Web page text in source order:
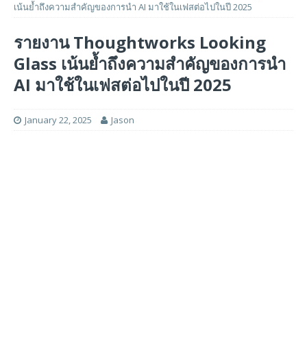
เน้นย้ำถึงความสำคัญของการนำ AI มาใช้ในเฟสต่อไปในปี 2025
รายงาน Thoughtworks Looking
Glass เน้นย้ำถึงความสำคัญของการนำ
AI มาใช้ในเฟสต่อไปในปี 2025
January 22, 2025 Jason